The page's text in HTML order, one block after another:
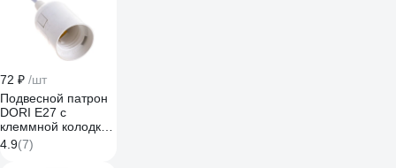
72 ₽ /шт
Подвесной патрон
DORI Е27 с
клеммной колодкой
белый 45236
4.9(7)